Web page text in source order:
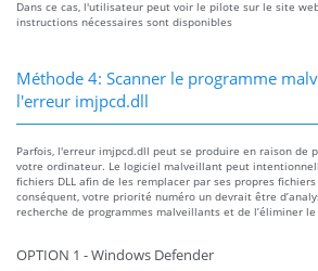
Dans ce cas, l'utilisateur peut voir le pilote sur le site
instructions nécessaires sont disponibles
Méthode 4: Scanner le programme
l'erreur imjpcd.dll
Parfois, l'erreur imjpcd.dll peut se produire en raison de
votre ordinateur. Le logiciel malveillant peut
fichiers DLL afin de les remplacer par ses propres
conséquent, votre priorité numéro un devrait être
recherche de programmes malveillants et de l’éliminer
OPTION 1 - Windows Defender